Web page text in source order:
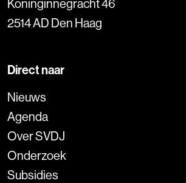
Koninginnegracht 46
2514 AD Den Haag
Direct naar
Nieuws
Agenda
Over SVDJ
Onderzoek
Subsidies